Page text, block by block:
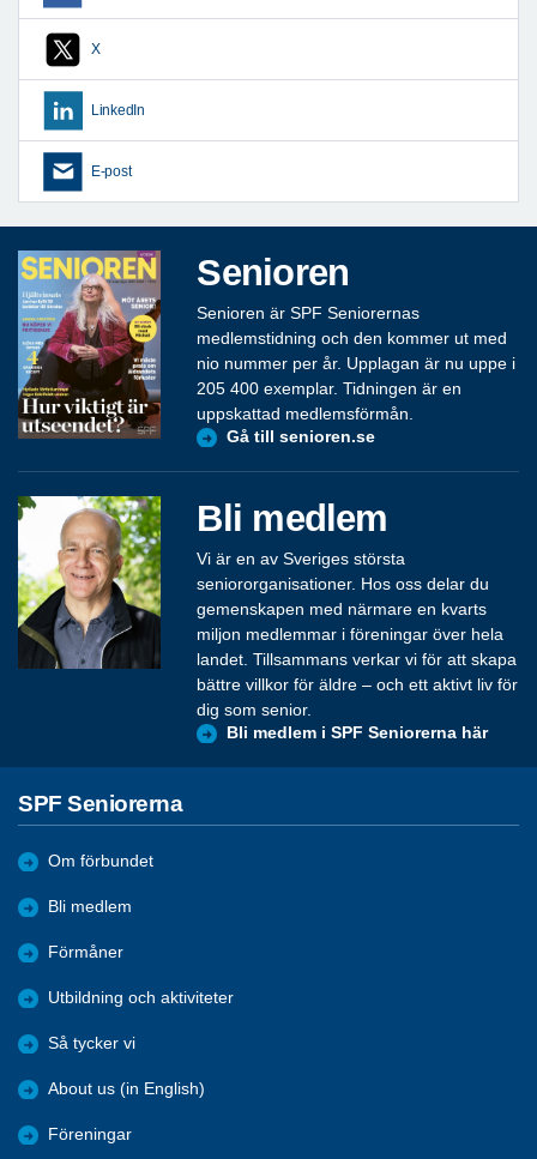
X
LinkedIn
E-post
Senioren
Senioren är SPF Seniorernas
medlemstidning och den kommer ut med
nio nummer per år. Upplagan är nu uppe i
205 400 exemplar. Tidningen är en
uppskattad medlemsförmån.
Gå till senioren.se
Bli medlem
Vi är en av Sveriges största
seniororganisationer. Hos oss delar du
gemenskapen med närmare en kvarts
miljon medlemmar i föreningar över hela
landet. Tillsammans verkar vi för att skapa
bättre villkor för äldre – och ett aktivt liv för
dig som senior.
Bli medlem i SPF Seniorerna här
SPF Seniorerna
Om förbundet
Bli medlem
Förmåner
Utbildning och aktiviteter
Så tycker vi
About us (in English)
Föreningar